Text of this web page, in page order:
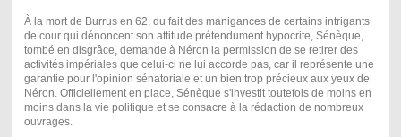
À la mort de Burrus en 62, du fait des manigances de certains intrigants
de cour qui dénoncent son attitude prétendument hypocrite, Sénèque,
tombé en disgrâce, demande à Néron la permission de se retirer des
activités impériales que celui-ci ne lui accorde pas, car il représente une
garantie pour l'opinion sénatoriale et un bien trop précieux aux yeux de
Néron. Officiellement en place, Sénèque s'investit toutefois de moins en
moins dans la vie politique et se consacre à la rédaction de nombreux
ouvrages.